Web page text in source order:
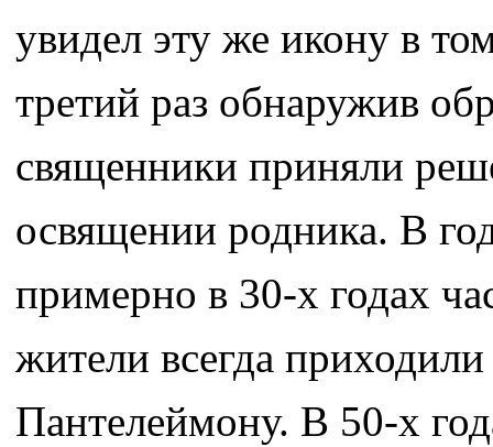
увидел эту же икону в
третий раз обнаружив
священники приняли
освящении родника. В
примерно в 30-х годах
жители всегда
Пантелеймону. В 50-х